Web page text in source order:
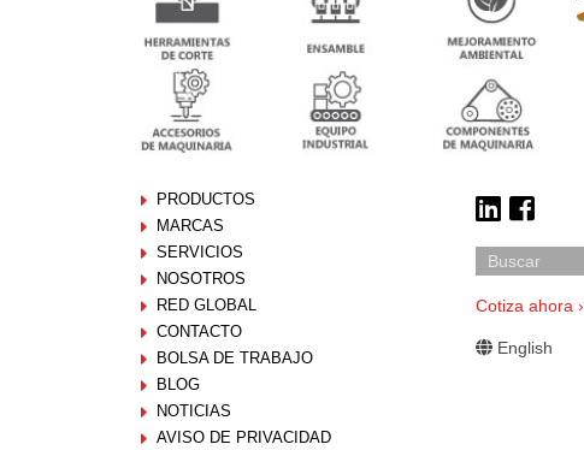
PRODUCTOS
MARCAS
SERVICIOS
NOSOTROS
RED GLOBAL
CONTACTO
BOLSA DE TRABAJO
BLOG
NOTICIAS
AVISO DE PRIVACIDAD
Cotiza ahora ›
English